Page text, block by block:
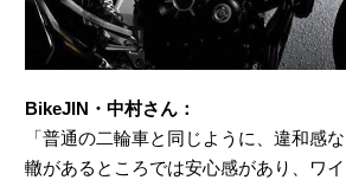
BikeJIN・中村さん：
「普通の二輪車と同じように、違和感
轍があるところでは安心感があり、ワ